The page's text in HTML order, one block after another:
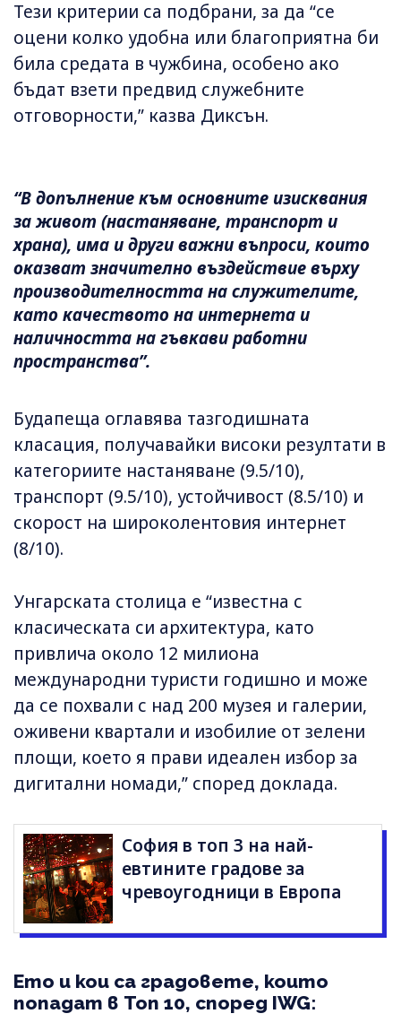
Тези критерии са подбрани, за да “се
оцени колко удобна или благоприятна би
била средата в чужбина, особено ако
бъдат взети предвид служебните
отговорности,” казва Диксън.
“В допълнение към основните изисквания
за живот (настаняване, транспорт и
храна), има и други важни въпроси, които
оказват значително въздействие върху
производителността на служителите,
като качеството на интернета и
наличността на гъвкави работни
пространства”.
Будапеща оглавява тазгодишната
класация, получавайки високи резултати в
категориите настаняване (9.5/10),
транспорт (9.5/10), устойчивост (8.5/10) и
скорост на широколентовия интернет
(8/10).
Унгарската столица е “известна с
класическата си архитектура, като
привлича около 12 милиона
международни туристи годишно и може
да се похвали с над 200 музея и галерии,
оживени квартали и изобилие от зелени
площи, което я прави идеален избор за
дигитални номади,” според доклада.
София в топ 3 на най-
евтините градове за
чревоугодници в Европа
Ето и кои са градовете, които
попадат в Топ 10, според IWG: